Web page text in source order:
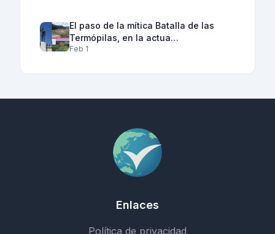
El paso de la mítica Batalla de las
Termópilas, en la actua…
Feb 1
Enlaces
Política de privacidad